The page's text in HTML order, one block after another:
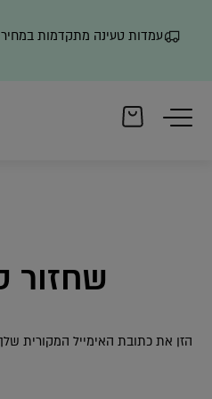
שחזור
הזן את כתובת האימייל המקורית